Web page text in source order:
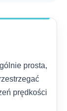
prosta,
prędkości